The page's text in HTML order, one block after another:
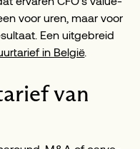
voor uren, maar voor
Een uitgebreid
in België.
van